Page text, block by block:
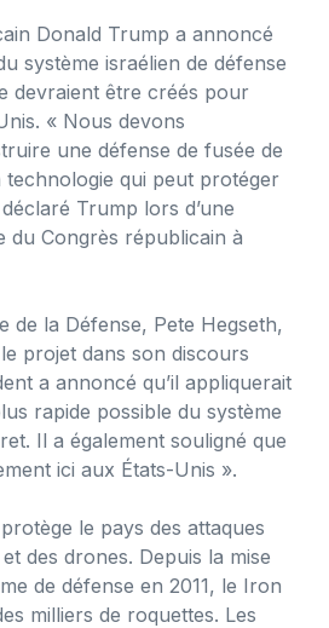
Donald Trump a annoncé
système israélien de défense
devraient être créés pour
« Nous devons
une défense de fusée de
qui peut protéger
Trump lors d’une
du Congrès républicain à
de la Défense, Pete Hegseth,
projet dans son discours
a annoncé qu’il appliquerait
rapide possible du système
Il a également souligné que
ici aux États-Unis ».
le pays des attaques
des drones. Depuis la mise
de défense en 2011, le Iron
milliers de roquettes. Les